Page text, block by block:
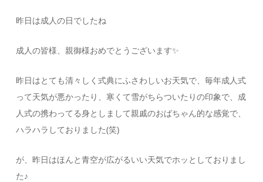
昨日は成人の日でしたね
成人の皆様、親御様おめでとうございます✨
昨日はとても清々しく式典にふさわしいお天気で、毎年成人式
って天気が悪かったり、寒くて雪がちらついたりの印象で、成
人式の携わってる身としまして親戚のおばちゃん的な感覚で、
ハラハラしておりました(笑)
が、昨日はほんと青空が広がるいい天気でホッとしておりまし
た♪